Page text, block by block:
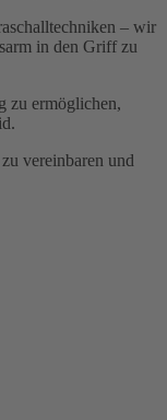
– wir
in den Griff zu
zu ermöglichen,
vereinbaren und